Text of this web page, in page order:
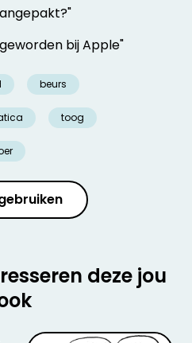
bij Apple"
beurs
toog
deze jou